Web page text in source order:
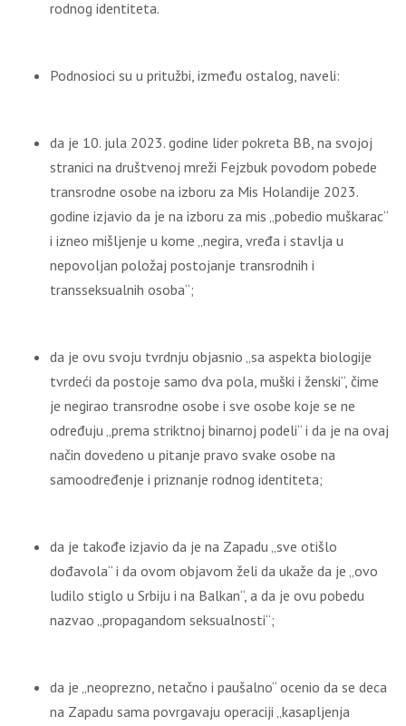
rodnog identiteta.
Podnosioci su u pritužbi, između ostalog, naveli:
da je 10. jula 2023. godine lider pokreta BB, na svojoj
stranici na društvenoj mreži Fejzbuk povodom pobede
transrodne osobe na izboru za Mis Holandije 2023.
godine izjavio da je na izboru za mis „pobedio muškarac“
i izneo mišljenje u kome „negira, vređa i stavlja u
nepovoljan položaj postojanje transrodnih i
transseksualnih osoba“;
da je ovu svoju tvrdnju objasnio „sa aspekta biologije
tvrdeći da postoje samo dva pola, muški i ženski“, čime
je negirao transrodne osobe i sve osobe koje se ne
određuju „prema striktnoj binarnoj podeli“ i da je na ovaj
način dovedeno u pitanje pravo svake osobe na
samoodređenje i priznanje rodnog identiteta;
da je takođe izjavio da je na Zapadu „sve otišlo
dođavola“ i da ovom objavom želi da ukaže da je „ovo
ludilo stiglo u Srbiju i na Balkan“, a da je ovu pobedu
nazvao „propagandom seksualnosti“;
da je „neoprezno, netačno i paušalno“ ocenio da se deca
na Zapadu sama povrgavaju operaciji „kasapljenja